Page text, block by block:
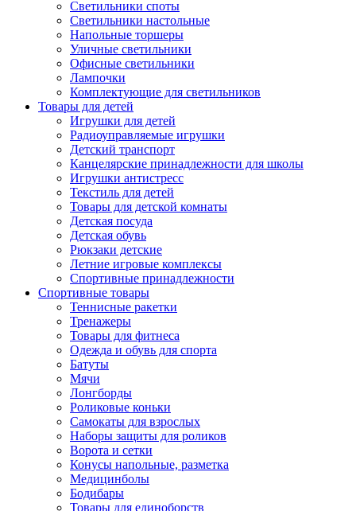
Светильники споты
Светильники настольные
Напольные торшеры
Уличные светильники
Офисные светильники
Лампочки
Комплектующие для светильников
Товары для детей
Игрушки для детей
Радиоуправляемые игрушки
Детский транспорт
Канцелярские принадлежности для школы
Игрушки антистресс
Текстиль для детей
Товары для детской комнаты
Детская посуда
Детская обувь
Рюкзаки детские
Летние игровые комплексы
Спортивные принадлежности
Спортивные товары
Теннисные ракетки
Тренажеры
Товары для фитнеса
Одежда и обувь для спорта
Батуты
Мячи
Лонгборды
Роликовые коньки
Самокаты для взрослых
Наборы защиты для роликов
Ворота и сетки
Конусы напольные, разметка
Медицинболы
Бодибары
Товары для единоборств